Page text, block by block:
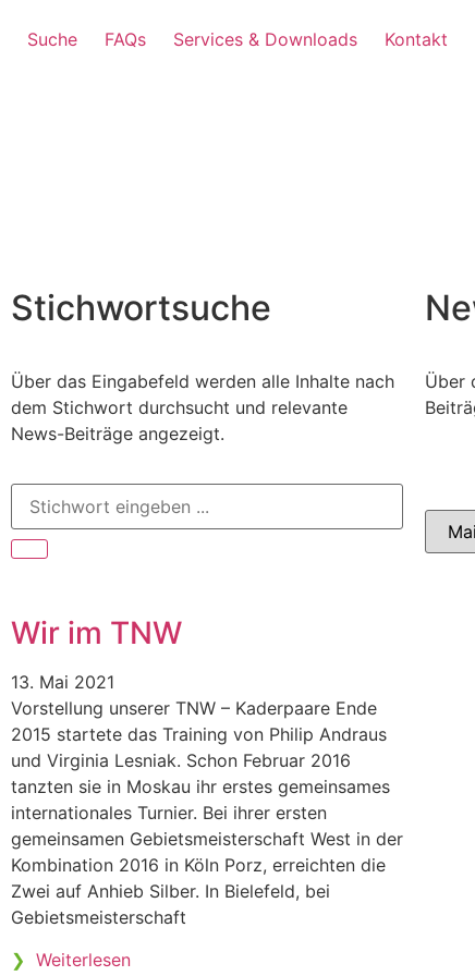
Suche FAQs Services & Downloads Kontakt
Stichwortsuche
Über das Eingabefeld werden alle Inhalte nach
dem Stichwort durchsucht und relevante
News-Beiträge angezeigt.
Über
Wir im TNW
13. Mai 2021
Vorstellung unserer TNW – Kaderpaare Ende
2015 startete das Training von Philip Andraus
und Virginia Lesniak. Schon Februar 2016
tanzten sie in Moskau ihr erstes gemeinsames
internationales Turnier. Bei ihrer ersten
gemeinsamen Gebietsmeisterschaft West in der
Kombination 2016 in Köln Porz, erreichten die
Zwei auf Anhieb Silber. In Bielefeld, bei
Gebietsmeisterschaft
❯ Weiterlesen